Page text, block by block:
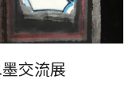
交流展